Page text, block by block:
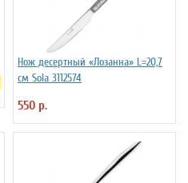
Нож десертный «Лозанна» L=20,7
см Sola 3112574
550 р.